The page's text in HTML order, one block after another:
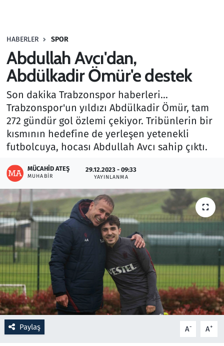
HABERLER SPOR
Abdullah Avcı'dan,
Abdülkadir Ömür'e destek
Son dakika Trabzonspor haberleri...
Trabzonspor'un yıldızı Abdülkadir Ömür, tam
272 gündür gol özlemi çekiyor. Tribünlerin bir
kısmının hedefine de yerleşen yetenekli
futbolcuya, hocası Abdullah Avcı sahip çıktı.
MÜCAHID ATEŞ
MUHABIR
29.12.2023 - 09:33
YAYINLANMA
Paylaş A- A+
Haber
Kültür Sanat
Kurumsal Haberler
Lezzet Durağı
Memur ve Kamu
Otomobil
Oyun
Ramazan
Resmi İlanlar
Rüya Tabirleri
Sağlık
Savunma Sanayi